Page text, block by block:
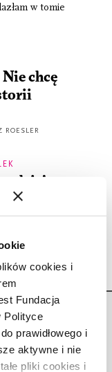
cookies i
Fundacja
Polityce
prawidłowego i
aktywne i nie
pliki cookies i
w tomie
chcę
ROESLER
przy